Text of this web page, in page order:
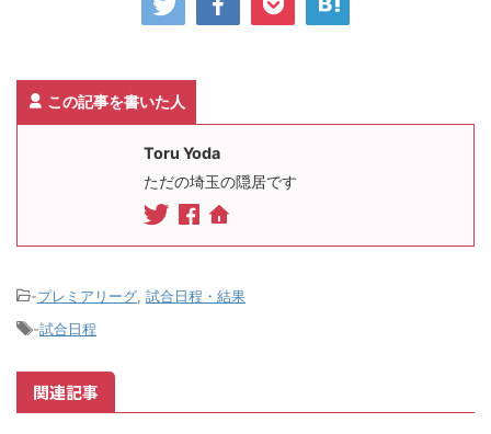
この記事を書いた人
Toru Yoda
ただの埼玉の隠居です
-プレミアリーグ 試合日程・結果
-試合日程
関連記事